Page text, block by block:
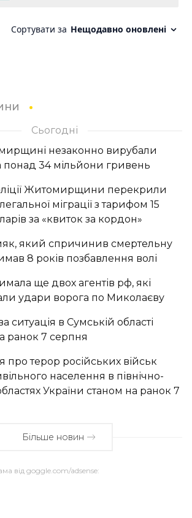
Сьогодні
незаконно вирубали
понад 34 мільйони гривень
Житомирщини перекрили
міграції з тарифом 15
за «квиток за кордон»
який спричинив смертельну
8 років позбавлення волі
ще двох агентів рф, які
удари ворога по Миколаєву
ситуація в Сумській області
ранок 7 серпня
про терор російських військ
населення в північно-
України станом на ранок 7
Більше новин
від goggle.com/adsense: